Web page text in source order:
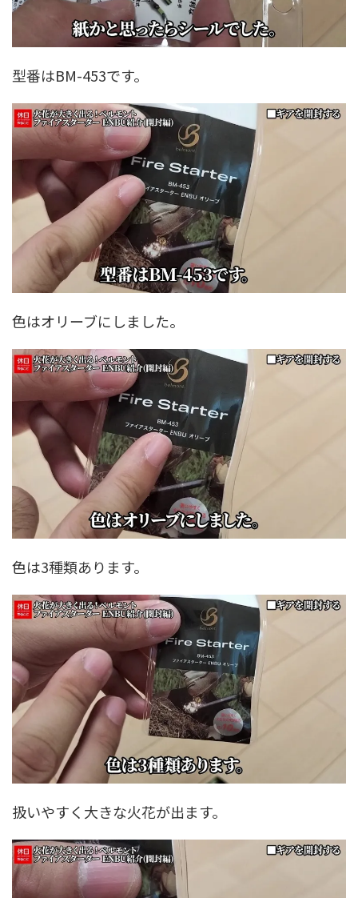
型番はBM-453です。
色はオリーブにしました。
色は3種類あります。
扱いやすく大きな火花が出ます。